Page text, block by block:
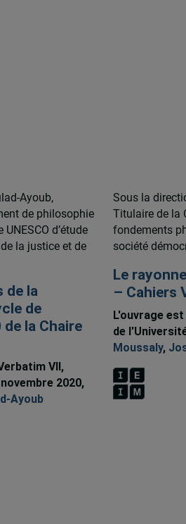
Ayoub,
de philosophie
d’étude
la justice et de
de la
de
la Chaire
VII,
2020,
Ayoub
Sous la
Titulaire de la
fondements
société
Le
– Cahiers
L'ouvrage
de
Moussaly,